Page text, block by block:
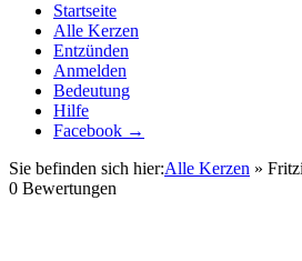
Startseite
Alle Kerzen
Entzünden
Anmelden
Bedeutung
Hilfe
Facebook →
Sie befinden sich hier:Alle Kerzen »
0 Bewertungen